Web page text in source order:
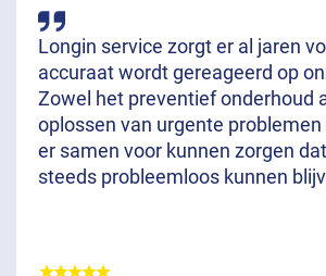
Longin service zorgt er al jaren
accuraat wordt gereageerd op
Zowel het preventief onderhoud
oplossen van urgente
er samen voor kunnen zorgen
steeds probleemloos kunnen